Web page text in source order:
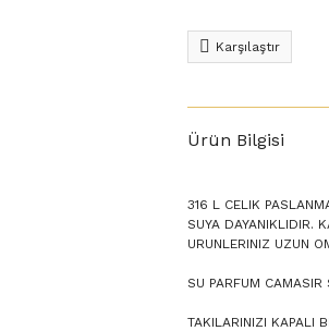
Karşılaştır
Ürün Bilgisi
316 L CELIK
SUYA DAYANIKLIDIR.
URUNLERINIZ UZUN
SU PARFUM CAMASIR
TAKILARINIZI KAPALI